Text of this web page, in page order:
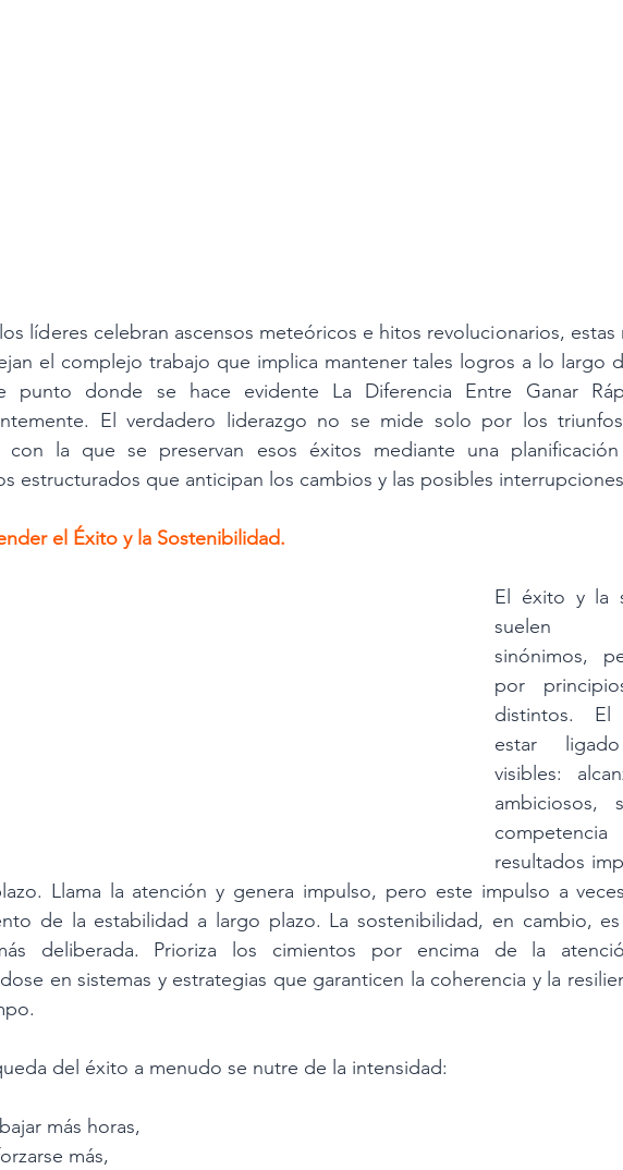
líderes celebran ascensos meteóricos e hitos revolucionarios, estas
el complejo trabajo que implica mantener tales logros a lo largo
punto donde se hace evidente La Diferencia Entre Ganar
El verdadero liderazgo no se mide solo por los
con la que se preservan esos éxitos mediante una
estructurados que anticipan los cambios y las posibles
el Éxito y la Sostenibilidad.
El éxito y la
suelen
sinónimos,
por
distintos.
estar
visibles:
ambiciosos,
resultados
Llama la atención y genera impulso, pero este impulso a
de la estabilidad a largo plazo. La sostenibilidad, en cambio,
deliberada. Prioriza los cimientos por encima de la
en sistemas y estrategias que garanticen la coherencia y la
del éxito a menudo se nutre de la intensidad:
más horas,
más,